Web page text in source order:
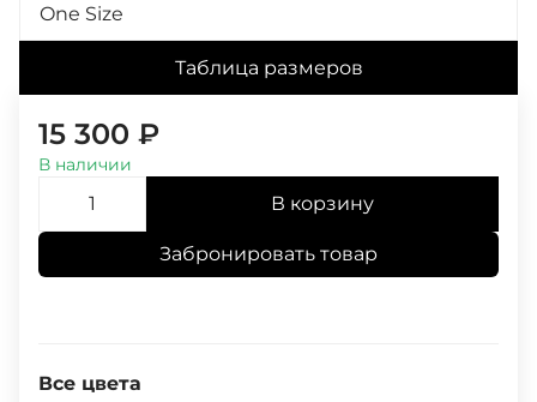
One Size
Таблица размеров
15 300 ₽
В наличии
В корзину
Забронировать товар
Все цвета